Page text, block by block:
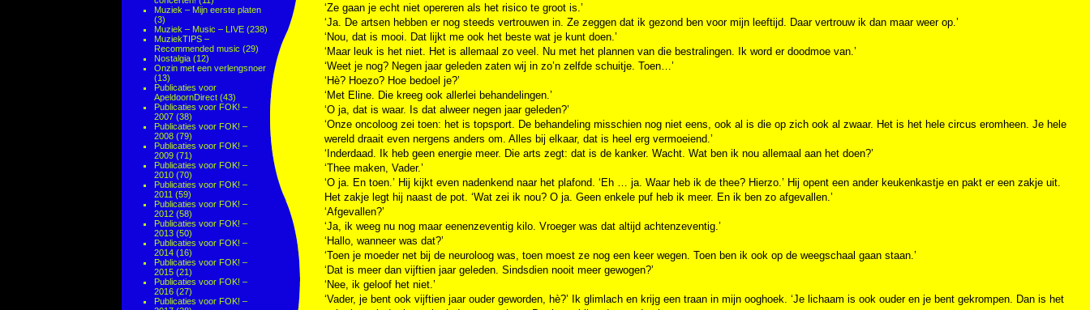
Muziek – Mijn eerste platen
(3)
Muziek – Music – LIVE (238)
MuziekTIPS –
Recommended music (29)
Nostalgia (12)
Onzin met een verlengsnoer
(13)
Publicaties voor
ApeldoornDirect (43)
Publicaties voor FOK! –
2007 (38)
Publicaties voor FOK! –
2008 (79)
Publicaties voor FOK! –
2009 (71)
Publicaties voor FOK! –
2010 (70)
Publicaties voor FOK! –
2011 (59)
Publicaties voor FOK! –
2012 (58)
Publicaties voor FOK! –
2013 (50)
Publicaties voor FOK! –
2014 (16)
Publicaties voor FOK! –
2015 (21)
Publicaties voor FOK! –
2016 (27)
Publicaties voor FOK! –
‘Ze gaan je echt niet opereren als het risico te groot is.’
‘Ja. De artsen hebben er nog steeds vertrouwen in. Ze zeggen dat ik gezond ben voor mijn leeftijd. Daar vertrouw ik dan maar weer op.’
‘Nou, dat is mooi. Dat lijkt me ook het beste wat je kunt doen.’
‘Maar leuk is het niet. Het is allemaal zo veel. Nu met het plannen van die bestralingen. Ik word er doodmoe van.’
‘Weet je nog? Negen jaar geleden zaten wij in zo’n zelfde schuitje. Toen…’
‘Hè? Hoezo? Hoe bedoel je?’
‘Met Eline. Die kreeg ook allerlei behandelingen.’
‘O ja, dat is waar. Is dat alweer negen jaar geleden?’
‘Onze oncoloog zei toen: het is topsport. De behandeling misschien nog niet eens, ook al is die op zich ook al zwaar. Het is het hele circus eromheen. Je hele
wereld draait even nergens anders om. Alles bij elkaar, dat is heel erg vermoeiend.’
‘Inderdaad. Ik heb geen energie meer. Die arts zegt: dat is de kanker. Wacht. Wat ben ik nou allemaal aan het doen?’
‘Thee maken, Vader.’
‘O ja. En toen.’ Hij kijkt even nadenkend naar het plafond. ‘Eh … ja. Waar heb ik de thee? Hierzo.’ Hij opent een ander keukenkastje en pakt er een zakje uit.
Het zakje legt hij naast de pot. ‘Wat zei ik nou? O ja. Geen enkele puf heb ik meer. En ik ben zo afgevallen.’
‘Afgevallen?’
‘Ja, ik weeg nu nog maar eenenzeventig kilo. Vroeger was dat altijd achtenzeventig.’
‘Hallo, wanneer was dat?’
‘Toen je moeder net bij de neuroloog was, toen moest ze nog een keer wegen. Toen ben ik ook op de weegschaal gaan staan.’
‘Dat is meer dan vijftien jaar geleden. Sindsdien nooit meer gewogen?’
‘Nee, ik geloof het niet.’
‘Vader, je bent ook vijftien jaar ouder geworden, hè?’ Ik glimlach en krijg een traan in mijn ooghoek. ‘Je lichaam is ook ouder en je bent gekrompen. Dan is het